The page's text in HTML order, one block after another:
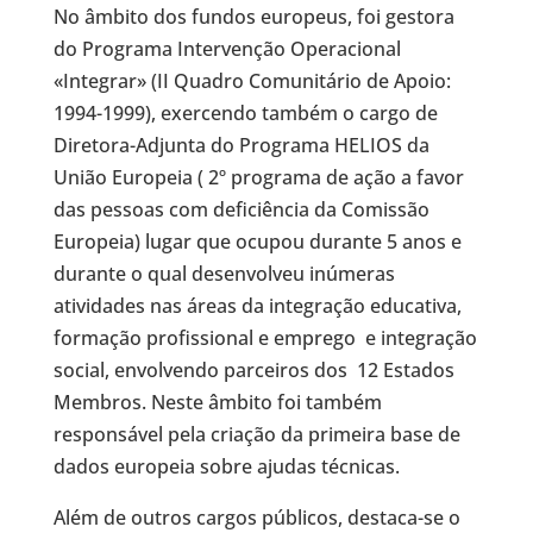
No âmbito dos fundos europeus, foi gestora
do Programa Intervenção Operacional
«Integrar» (II Quadro Comunitário de Apoio:
1994-1999), exercendo também o cargo de
Diretora-Adjunta do Programa HELIOS da
União Europeia ( 2º programa de ação a favor
das pessoas com deficiência da Comissão
Europeia) lugar que ocupou durante 5 anos e
durante o qual desenvolveu inúmeras
atividades nas áreas da integração educativa,
formação profissional e emprego e integração
social, envolvendo parceiros dos 12 Estados
Membros. Neste âmbito foi também
responsável pela criação da primeira base de
dados europeia sobre ajudas técnicas.
Além de outros cargos públicos, destaca-se o